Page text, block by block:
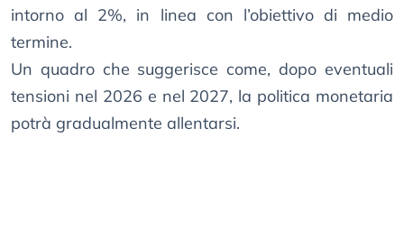
intorno al 2%, in linea con l’obiettivo di medio
termine.
Un quadro che suggerisce come, dopo eventuali
tensioni nel 2026 e nel 2027, la politica monetaria
potrà gradualmente allentarsi.